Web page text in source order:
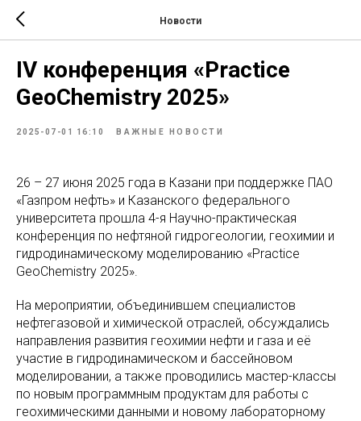
Новости
IV конференция «Practice
GeoChemistry 2025»
2025-07-01 16:10 ВАЖНЫЕ НОВОСТИ
26 – 27 июня 2025 года в Казани при поддержке ПАО
«Газпром нефть» и Казанского федерального
университета прошла 4-я Научно-практическая
конференция по нефтяной гидрогеологии, геохимии и
гидродинамическому моделированию «Practice
GeoChemistry 2025».
На мероприятии, объединившем специалистов
нефтегазовой и химической отраслей, обсуждались
направления развития геохимии нефти и газа и её
участие в гидродинамическом и бассейновом
моделировании, а также проводились мастер-классы
по новым программным продуктам для работы с
геохимическими данными и новому лабораторному